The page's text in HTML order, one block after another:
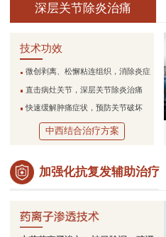
深层关节除炎治痛
技术功效
微创剥离、松懈粘连组织，消除炎症
直击病灶关节，深层关节除炎治痛
快速缓解肿痛症状，预防关节破坏
中西结合治疗方案
加强化抗复发辅助治疗